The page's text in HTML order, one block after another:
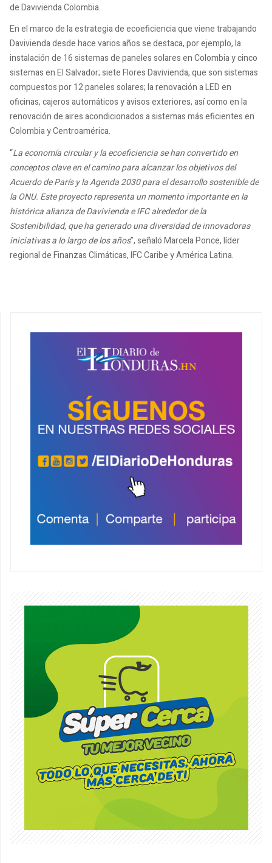
de Davivienda Colombia.
En el marco de la estrategia de ecoeficiencia que viene trabajando
Davivienda desde hace varios años se destaca, por ejemplo, la
instalación de 16 sistemas de paneles solares en Colombia y cinco
sistemas en El Salvador; siete Flores Davivienda, que son sistemas
compuestos por 12 paneles solares; la renovación a LED en
oficinas, cajeros automáticos y avisos exteriores, así como en la
renovación de aires acondicionados a sistemas más eficientes en
Colombia y Centroamérica.
“La economía circular y la ecoeficiencia se han convertido en
conceptos clave en el camino para alcanzar los objetivos del
Acuerdo de París y la Agenda 2030 para el desarrollo sostenible de
la ONU. Este proyecto representa un momento importante en la
histórica alianza de Davivienda e IFC alrededor de la
Sostenibilidad, que ha generado una diversidad de innovadoras
iniciativas a lo largo de los años”, señaló Marcela Ponce, líder
regional de Finanzas Climáticas, IFC Caribe y América Latina.